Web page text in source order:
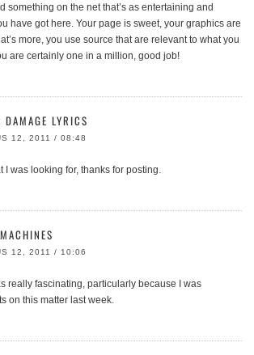
something on the net that’s as entertaining and
have got here. Your page is sweet, your graphics are
more, you use source that are relevant to what you
are certainly one in a million, good job!
DAMAGE LYRICS
12, 2011 / 08:48
I was looking for, thanks for posting.
12, 2011 / 10:06
really fascinating, particularly because I was
on this matter last week.